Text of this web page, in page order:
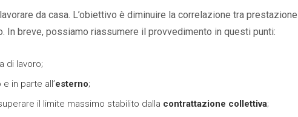
da casa. L’obiettivo è diminuire la correlazione tra prestazione
In breve, possiamo riassumere il provvedimento in questi punti:
di lavoro;
in parte all’esterno;
il limite massimo stabilito dalla contrattazione collettiva;